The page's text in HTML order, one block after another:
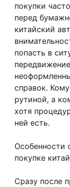
покупки
перед
китайский
попасть в
справок.
рутиной, а
хотя
ней есть.
Особенности
покупке
Сразу после